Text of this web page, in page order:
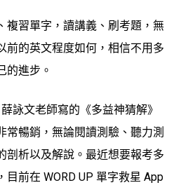
複習單字，讀講義、刷考題，無
前的英文程度如何，相信不用多
的進步。
詠文老師寫的《多益神猜解》
常暢銷，無論閱讀測驗、聽力測
剖析以及解說。最近想要報考多
前在 WORD UP 單字救星 App